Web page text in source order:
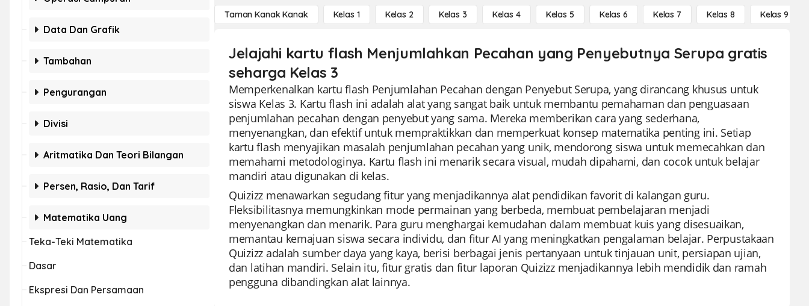
Data Dan Grafik
Tambahan
Pengurangan
Divisi
Aritmatika Dan Teori Bilangan
Persen, Rasio, Dan Tarif
Matematika Uang
Teka-Teki Matematika
Dasar
Ekspresi Dan Persamaan
Taman Kanak Kanak Kelas 1 Kelas 2 Kelas 3 Kelas 4 Kelas 5 Kelas 6 Kelas 7 Kelas 8 Kelas 9
Jelajahi kartu flash Menjumlahkan Pecahan yang Penyebutnya Serupa gratis
seharga Kelas 3
Memperkenalkan kartu flash Penjumlahan Pecahan dengan Penyebut Serupa, yang dirancang khusus untuk
siswa Kelas 3. Kartu flash ini adalah alat yang sangat baik untuk membantu pemahaman dan penguasaan
penjumlahan pecahan dengan penyebut yang sama. Mereka memberikan cara yang sederhana,
menyenangkan, dan efektif untuk mempraktikkan dan memperkuat konsep matematika penting ini. Setiap
kartu flash menyajikan masalah penjumlahan pecahan yang unik, mendorong siswa untuk memecahkan dan
memahami metodologinya. Kartu flash ini menarik secara visual, mudah dipahami, dan cocok untuk belajar
mandiri atau digunakan di kelas.
Quizizz menawarkan segudang fitur yang menjadikannya alat pendidikan favorit di kalangan guru.
Fleksibilitasnya memungkinkan mode permainan yang berbeda, membuat pembelajaran menjadi
menyenangkan dan menarik. Para guru menghargai kemudahan dalam membuat kuis yang disesuaikan,
memantau kemajuan siswa secara individu, dan fitur AI yang meningkatkan pengalaman belajar. Perpustakaan
Quizizz adalah sumber daya yang kaya, berisi berbagai jenis pertanyaan untuk tinjauan unit, persiapan ujian,
dan latihan mandiri. Selain itu, fitur gratis dan fitur laporan Quizizz menjadikannya lebih mendidik dan ramah
pengguna dibandingkan alat lainnya.